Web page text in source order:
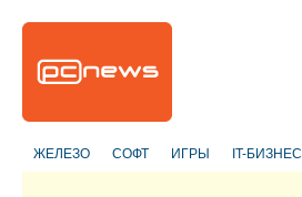
ЖЕЛЕЗО СОФТ ИГРЫ IT-БИЗНЕС